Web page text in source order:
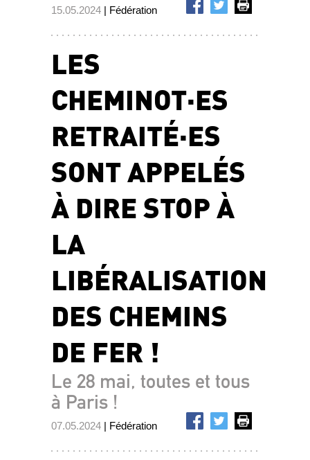
15.05.2024 | Fédération
LES
CHEMINOT·ES
RETRAITÉ·ES
SONT APPELÉS
À DIRE STOP À
LA
LIBÉRALISATION
DES CHEMINS
DE FER !
Le 28 mai, toutes et tous
à Paris !
07.05.2024 | Fédération